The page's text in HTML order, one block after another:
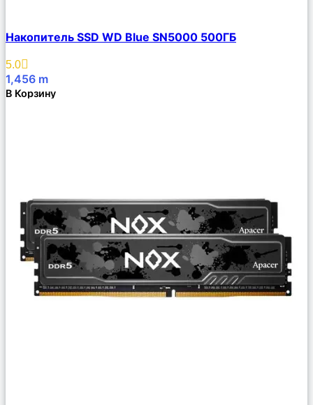
Описание
Избранное
Накопитель SSD WD Blue SN5000 500ГБ
5.0
1,456 m
В Корзину